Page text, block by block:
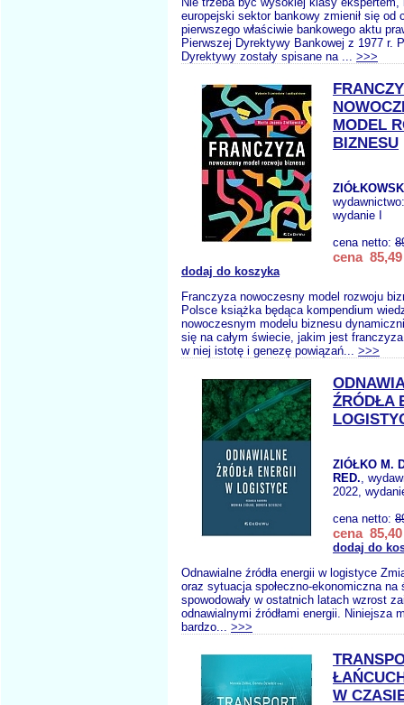
europejski sektor bankowy zmienił się od
pierwszego właściwie bankowego aktu
Pierwszej Dyrektywy Bankowej z 1977 r.
Dyrektywy zostały spisane na ... >>>
MODEL
BIZNESU
wydanie I
cena netto:
cena 85,49
dodaj do koszyka
Franczyza nowoczesny model rozwoju
Polsce książka będąca kompendium
nowoczesnym modelu biznesu
się na całym świecie, jakim jest
w niej istotę i genezę powiązań... >>>
ŹRÓDŁA
ZIÓŁKO M.
RED.,
2022,
cena netto:
cena 85,40
dodaj do
Odnawialne źródła energii w logistyce
oraz sytuacja społeczno-ekonomiczna na
spowodowały w ostatnich latach wzrost
odnawialnymi źródłami energii. Niniejsza
bardzo... >>>
W